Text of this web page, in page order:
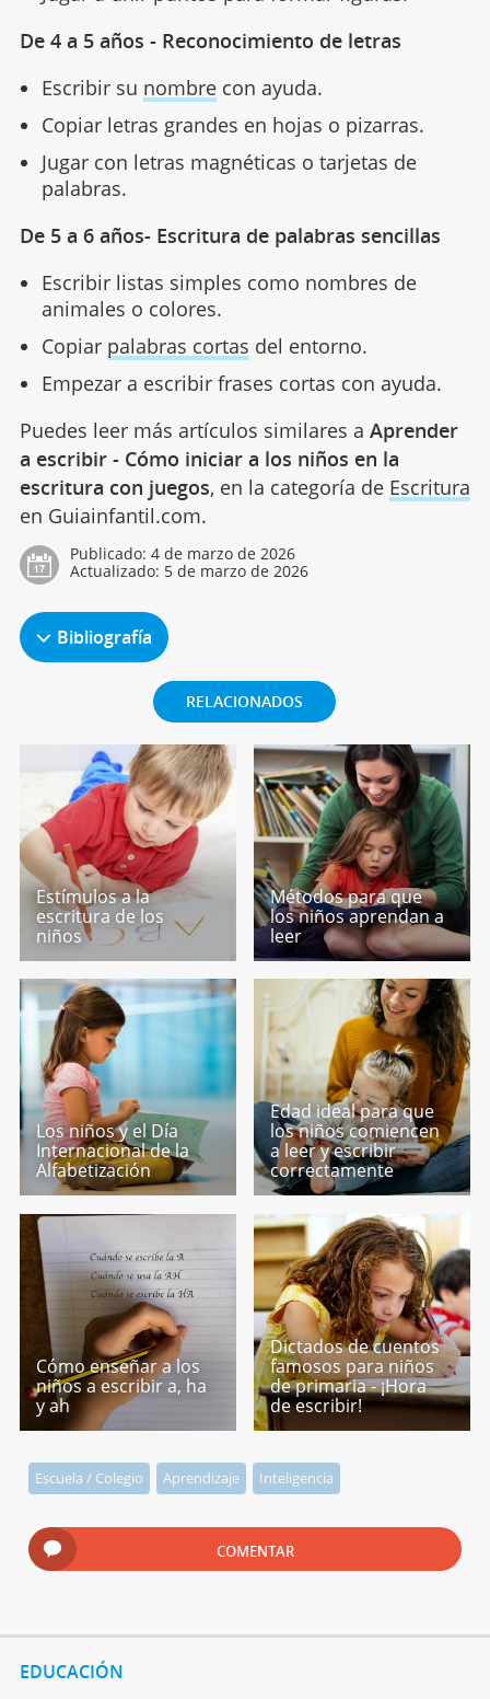
De 4 a 5 años - Reconocimiento de letras
Escribir su nombrecon ayuda.
Copiar letras grandes en hojas o pizarras.
Jugar con letras magnéticas o tarjetas de
palabras.
De 5 a 6 años- Escritura de palabras sencillas
Escribir listas simples como nombres de
animales o colores.
Copiar palabras cortas del entorno.
Empezar a escribir frases cortas con ayuda.
Puedes leer más artículos similares a Aprender
a escribir - Cómo iniciar a los niños en la
escritura con juegos, en la categoría de Escritura
en Guiainfantil.com.
Publicado: 4 de marzo de 2026
Actualizado: 5 de marzo de 2026
Bibliografía
RELACIONADOS
Estímulos a la
escritura de los
niños
Métodos para que
los niños aprendan a
leer
Los niños y el Día
Internacional de la
Alfabetización
Edad ideal para que
los niños comiencen
a leer y escribir
correctamente
Cómo enseñar a los
niños a escribir a, ha
y ah
Dictados de cuentos
famosos para niños
de primaria - ¡Hora
de escribir!
Escuela / Colegio Aprendizaje Inteligencia
COMENTAR
EDUCACIÓN